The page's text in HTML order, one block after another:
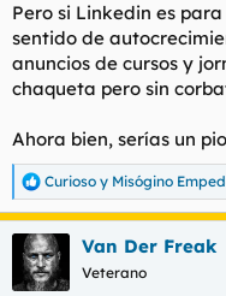
:
Pero si Linkedin es
sentido de
anuncios de cursos y
chaqueta pero sin
Ahora bien, serías un
R
e
a
c
c
i
Curioso y Misógino
Van Der Freak
Veterano